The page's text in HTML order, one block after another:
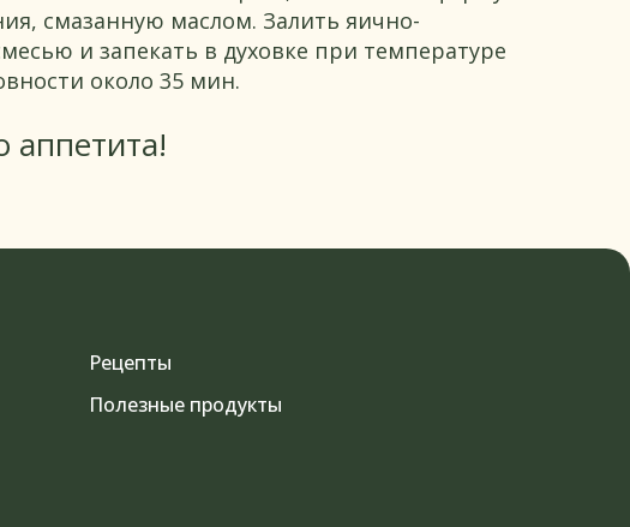
смазанную маслом. Залить яично-
и запекать в духовке при температуре
около 35 мин.
аппетита!
Полезные продукты
Рецепты